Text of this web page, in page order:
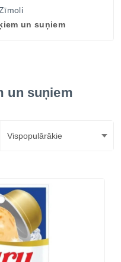
un suņiem
un suņiem